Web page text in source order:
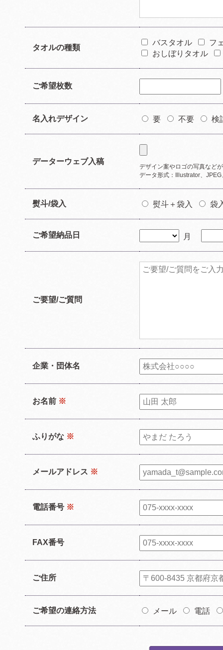
タオルの種類
バスタオル
フ
おしぼりタオル
ご希望枚数
名入れデザイン 要 不要 検
データーウェブ入稿
デザイン案やロゴの写真など
データ形式：Illustrator、
熨斗/袋入 熨斗＋袋入 袋
ご希望納品日 月
ご要望/ご質問
企業・団体名
お名前 ※
ふりがな ※
メールアドレス ※
電話番号 ※
FAX番号
ご住所
ご希望の連絡方法 メール 電話